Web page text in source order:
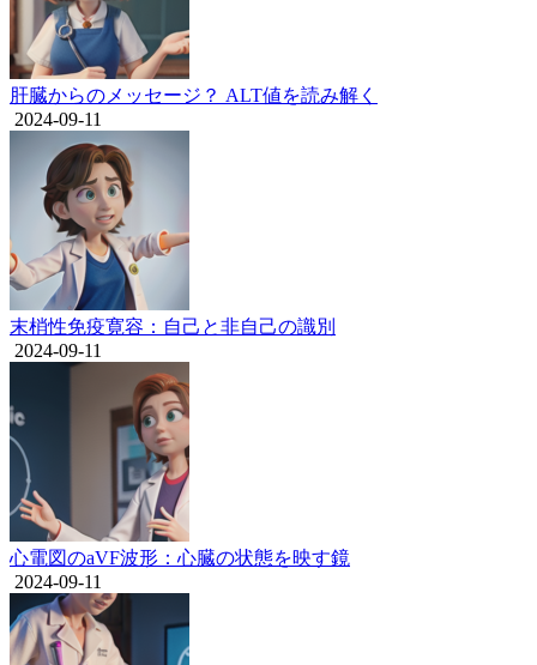
肝臓からのメッセージ？ ALT値を読み解く
2024-09-11
末梢性免疫寛容：自己と非自己の識別
2024-09-11
心電図のaVF波形：心臓の状態を映す鏡
2024-09-11